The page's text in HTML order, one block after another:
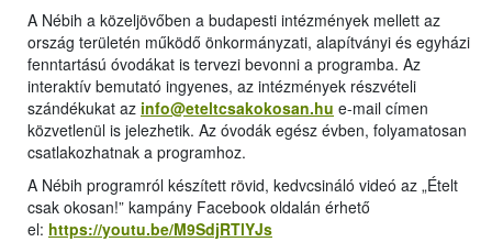
A Nébih a közeljövőben a budapesti intézmények mellett az
ország területén működő önkormányzati, alapítványi és egyházi
fenntartású óvodákat is tervezi bevonni a programba. Az
interaktív bemutató ingyenes, az intézmények részvételi
szándékukat az info@eteltcsakokosan.hu e-mail címen
közvetlenül is jelezhetik. Az óvodák egész évben, folyamatosan
csatlakozhatnak a programhoz.
A Nébih programról készített rövid, kedvcsináló videó az „Ételt
csak okosan!” kampány Facebook oldalán érhető
el: https://youtu.be/M9SdjRTlYJs